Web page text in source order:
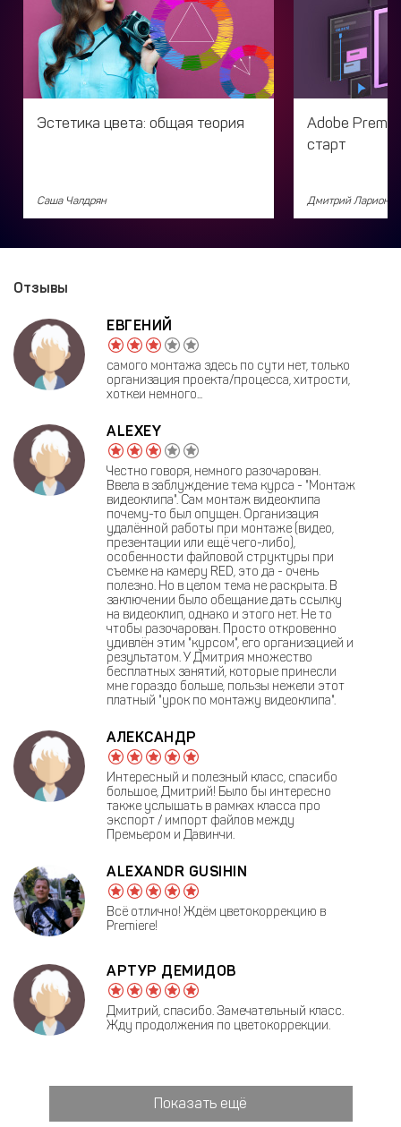
Эстетика цвета: общая теория
Саша Чалдрян
Adobe
старт
Дмитрий Ларионов
Отзывы
ЕВГЕНИЙ
самого монтажа здесь по сути нет, только
организация проекта/процесса, хитрости,
хоткеи немного...
ALEXEY
Честно говоря, немного разочарован.
Ввела в заблуждение тема курса - "Монтаж
видеоклипа". Сам монтаж видеоклипа
почему-то был опущен. Организация
удалённой работы при монтаже (видео,
презентации или ещё чего-либо),
особенности файловой структуры при
съемке на камеру RED, это да - очень
полезно. Но в целом тема не раскрыта. В
заключении было обещание дать ссылку
на видеоклип, однако и этого нет. Не то
чтобы разочарован. Просто откровенно
удивлён этим "курсом", его организацией и
результатом. У Дмитрия множество
бесплатных занятий, которые принесли
мне гораздо больше, пользы нежели этот
платный "урок по монтажу видеоклипа".
АЛЕКСАНДР
Интересный и полезный класс, спасибо
большое, Дмитрий! Было бы интересно
также услышать в рамках класса про
экспорт / импорт файлов между
Премьером и Давинчи.
ALEXANDR GUSIHIN
Всё отлично! Ждём цветокоррекцию в
Premiere!
АРТУР ДЕМИДОВ
Дмитрий, спасибо. Замечательный класс.
Жду продолжения по цветокоррекции.
Показать ещё